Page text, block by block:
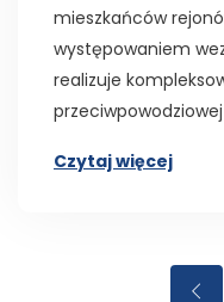
mieszkańców
występowaniem
realizuje
Czytaj więcej